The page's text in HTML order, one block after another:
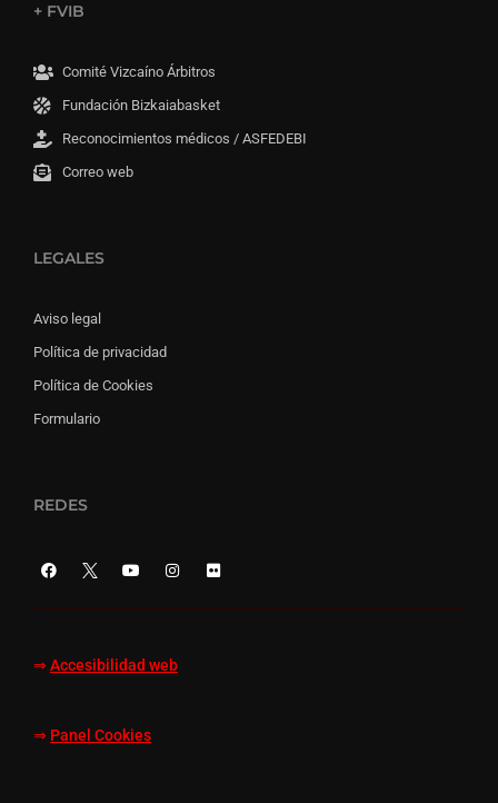
+ FVIB
Comité Vizcaíno Árbitros
Fundación Bizkaiabasket
Reconocimientos médicos / ASFEDEBI
Correo web
LEGALES
Aviso legal
Política de privacidad
Política de Cookies
Formulario
REDES
⇒ Accesibilidad web
⇒ Panel Cookies